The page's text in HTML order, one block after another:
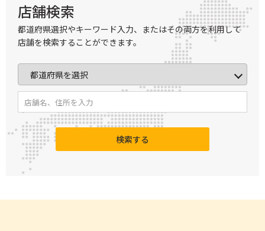
店舗検索
都道府県選択やキーワード入力、またはその両方を利用して
店舗を検索することができます。
検索する